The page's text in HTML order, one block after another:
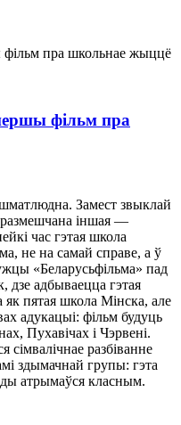
фільм пра
Замест звыклай
іншая —
час гэтая школа
не на самай справе, а ў
«Беларусьфільма» пад
дзе адбываецца гэтая
як пятая школа Мінска, але
адукацыі: фільм будуць
Пухавічах і Чэрвені.
сімвалічнае разбіванне
здымачнай групы: гэта
атрымаўся класным.